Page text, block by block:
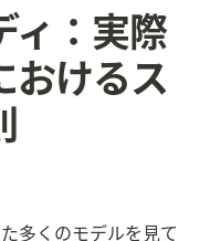
ィ：実際
おけるス
多くのモデルを見て